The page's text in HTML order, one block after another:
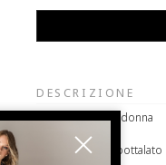
DESCRIZIONE
Zaino bianco da donna
Stampa effetto bottalato